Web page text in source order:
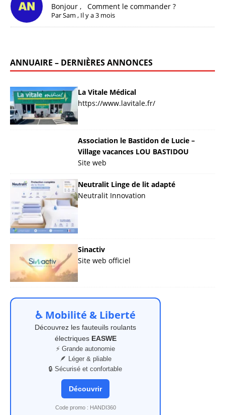
Bonjour , Comment le commander ?
ParSam , Il y a 3 mois
ANNUAIRE – DERNIÈRES ANNONCES
La Vitale Médical
https://www.lavitale.fr/
Association le Bastidon de Lucie –
Village vacances LOU BASTIDOU
Site web
Neutralit Linge de lit adapté
Neutralit Innovation
Sinactiv
Site web officiel
♿ Mobilité & Liberté
Découvrez les fauteuils roulants
électriques EASWE
⚡ Grande autonomie
🪶 Léger & pliable
🔒 Sécurisé et confortable
Découvrir
Code promo : HANDI360